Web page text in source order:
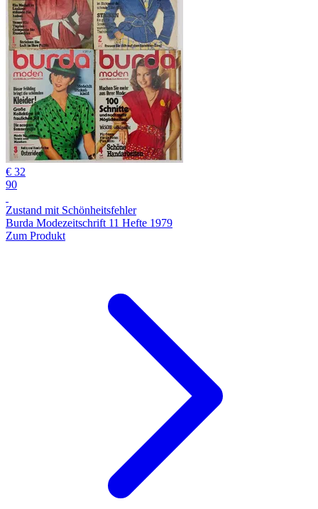
€ 32
90
Zustand mit Schönheitsfehler
Burda Modezeitschrift 11 Hefte 1979
Zum Produkt